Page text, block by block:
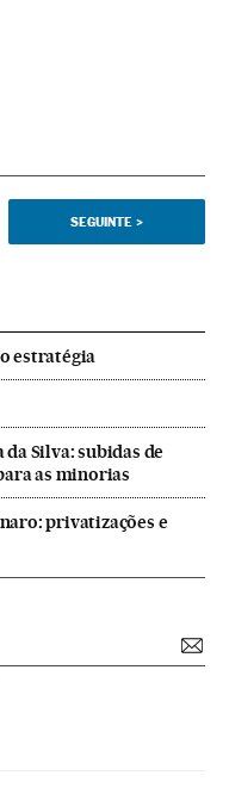
SEGUINTE >
estratégia
Silva: subidas de
as minorias
privatizações e